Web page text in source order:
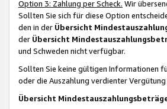
Option 3: Zahlung per Scheck. Wir
Sollten Sie sich für diese Option
den in der Übersicht
der Übersicht
und Schweden nicht verfügbar.
Sollten Sie keine gültigen Informationen
oder die Auszahlung verdienter
Übersicht